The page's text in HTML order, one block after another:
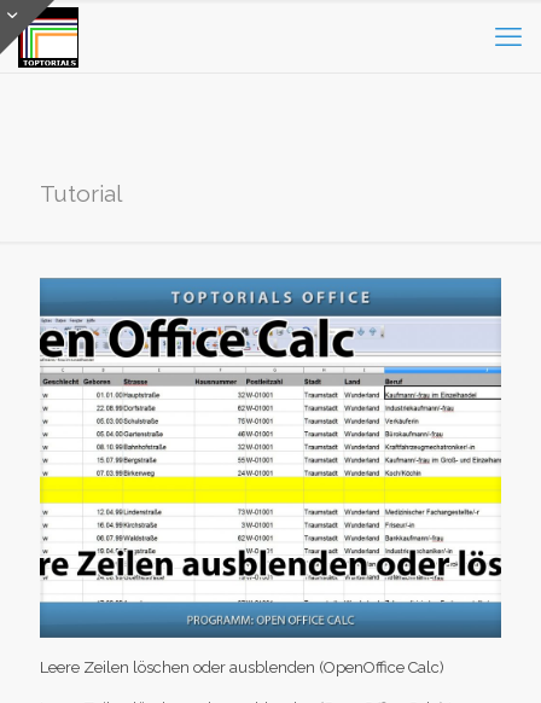
Tutorial
Leere Zeilen löschen oder ausblenden (OpenOffice Calc)